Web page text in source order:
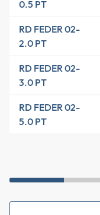
0.5 PT
RD FEDER 02-
2.0 PT
RD FEDER 02-
3.0 PT
RD FEDER 02-
5.0 PT